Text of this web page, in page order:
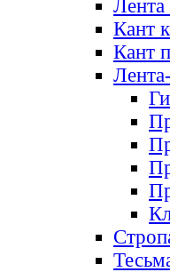
Лента
Кант
Кант